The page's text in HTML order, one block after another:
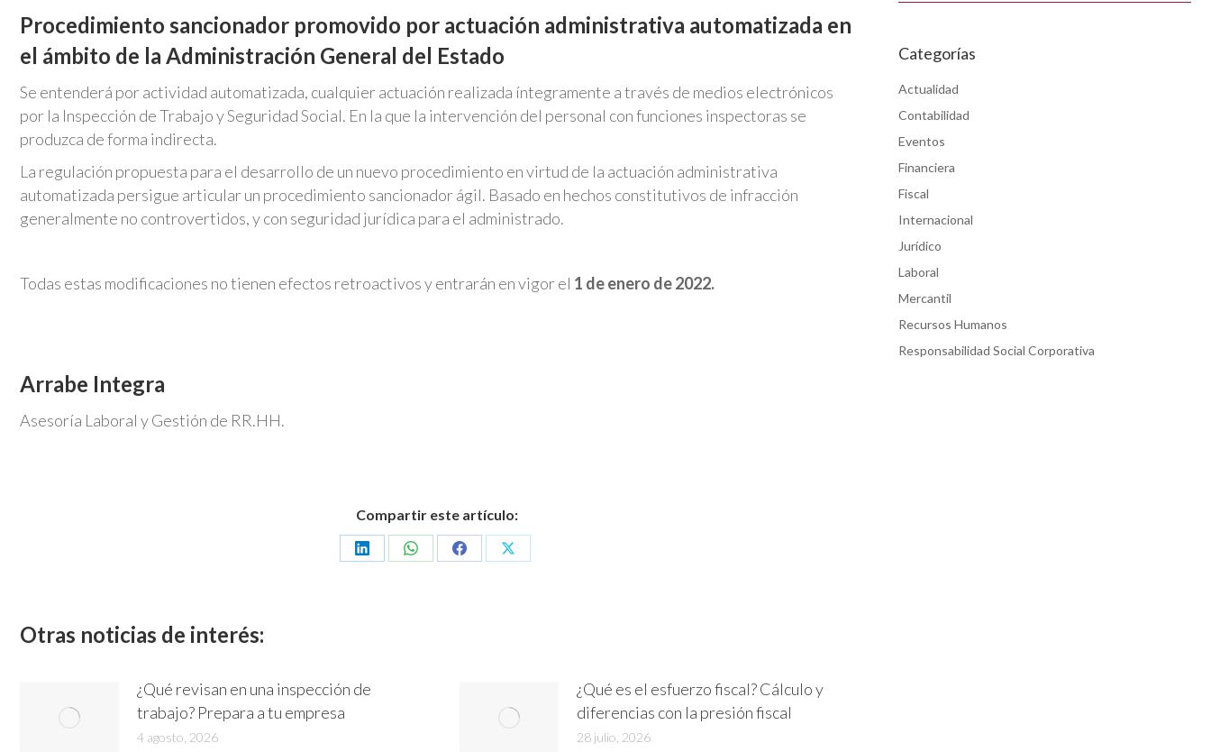
Procedimiento sancionador promovido por actuación administrativa automatizada en
el ámbito de la Administración General del Estado
Se entenderá por actividad automatizada, cualquier actuación realizada íntegramente a través de medios electrónicos
por la Inspección de Trabajo y Seguridad Social. En la que la intervención del personal con funciones inspectoras se
produzca de forma indirecta.
La regulación propuesta para el desarrollo de un nuevo procedimiento en virtud de la actuación administrativa
automatizada persigue articular un procedimiento sancionador ágil. Basado en hechos constitutivos de infracción
generalmente no controvertidos, y con seguridad jurídica para el administrado.
Todas estas modificaciones no tienen efectos retroactivos y entrarán en vigor el 1 de enero de 2022.
Arrabe Integra
Asesoría Laboral y Gestión de RR.HH.
Compartir este artículo:
Share
Share
Share
Share
Otras noticias de interés:
¿Qué revisan en una inspección de
trabajo? Prepara a tu empresa
4 agosto, 2026
¿Qué es el esfuerzo fiscal? Cálculo y
diferencias con la presión fiscal
28 julio, 2026
Categorías
Actualidad
Contabilidad
Eventos
Financiera
Fiscal
Internacional
Jurídico
Laboral
Mercantil
Recursos Humanos
Responsabilidad Social Corporativa